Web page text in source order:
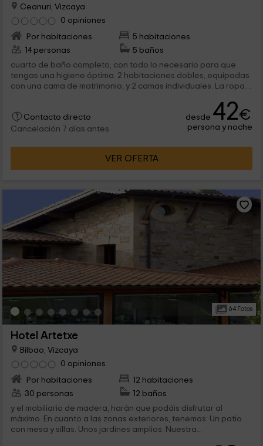
Ceanuri, Vizcaya
0 opiniones
Por habitaciones
5 habitaciones
14 personas
5 baños
cuarto de baño completo, con todo lo necesario para que
tengas una higiene óptima. 2 habitaciones dobles, equipadas
con una cama de matrimonio, y 2 camas individuales. La ropa
Contacto directo
Cancelación 7 días antes
desde 42€
persona y noche
VER OFERTA
64 Fotos
Hotel Artetxe
Bilbao, Vizcaya
0 opiniones
Por habitaciones
12 habitaciones
30 personas
12 baños
y el mobiliario de madera, harán que podáis disfrutar al
máximo. En cuanto a las zonas exteriores, tenemos: Un patio
con mesa y sillas. Unos jardines amplios. Nuestra...